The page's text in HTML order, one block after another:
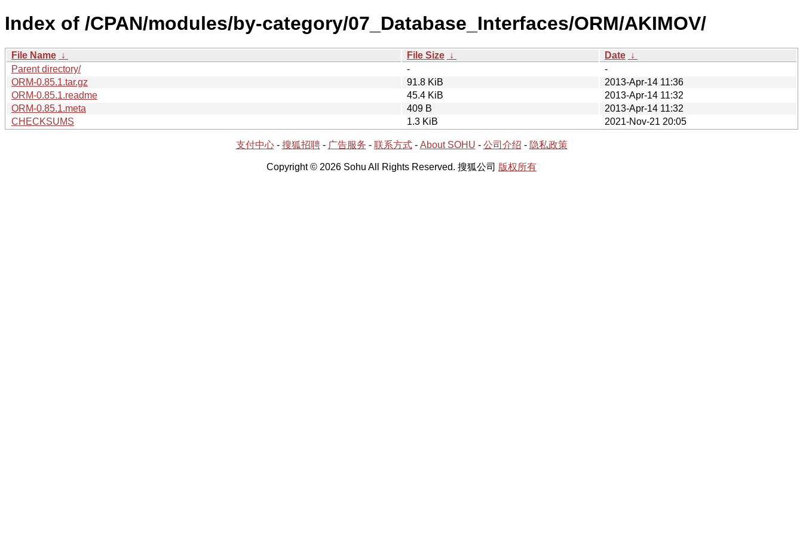
Index of /CPAN/modules/by-category/07_Database_Interfaces/ORM/AKIMOV/
File Name ↓ File Size ↓ Date ↓
Parent directory/
-
-
ORM-0.85.1.tar.gz
91.8 KiB
2013-Apr-14 11:36
ORM-0.85.1.readme
45.4 KiB
2013-Apr-14 11:32
ORM-0.85.1.meta
409 B
2013-Apr-14 11:32
CHECKSUMS
1.3 KiB 2021-Nov-21 20:05
支付中心- 搜狐招聘- 广告服务 - 联系方式- About SOHU - 公司介绍 - 隐私政策
Copyright © 2026 Sohu All Rights Reserved. 搜狐公司 版权所有